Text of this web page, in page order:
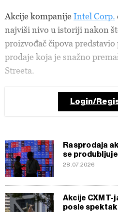
Akcije kompanijeIntel Corp.
najviši nivo u istoriji nakon
proizvođač čipova predstavio
prodaje koja je snažno
Streeta.
Login/
Rasprodaja
se produbljuje
28.07.2026
Akcije CXMT-
posle